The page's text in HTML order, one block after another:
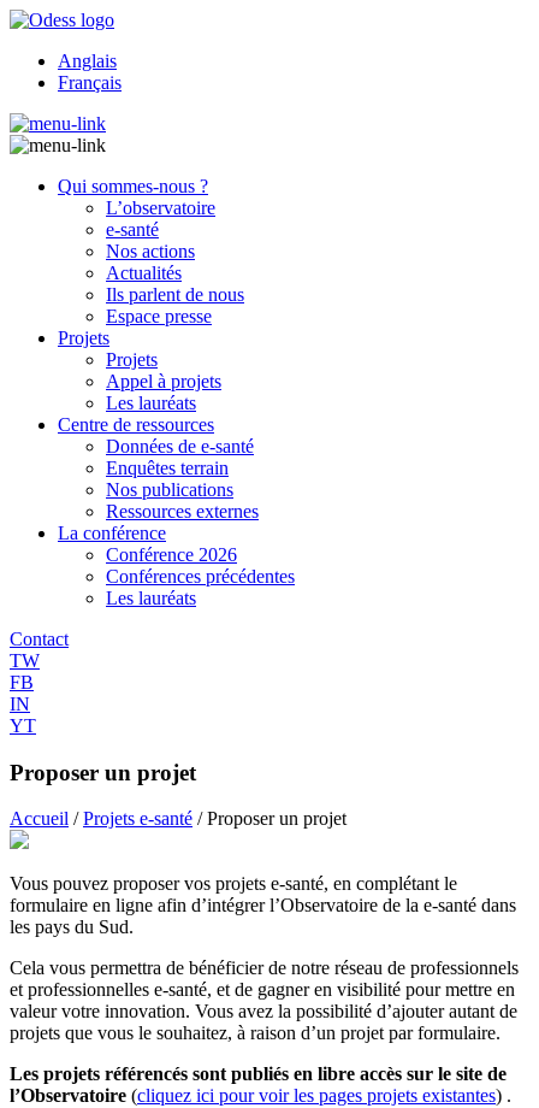
Anglais
Français
Qui sommes-nous ?
L’observatoire
e-santé
Nos actions
Actualités
Ils parlent de nous
Espace presse
Projets
Projets
Appel à projets
Les lauréats
Centre de ressources
Données de e-santé
Enquêtes terrain
Nos publications
Ressources externes
La conférence
Conférence 2026
Conférences précédentes
Les lauréats
Contact
TW
FB
IN
YT
Proposer un projet
Accueil /Projets e-santé /Proposer un projet
Vous pouvez proposer vos projets e-santé, en complétant le
formulaire en ligne afin d’intégrer l’Observatoire de la e-santé dans
les pays du Sud.
Cela vous permettra de bénéficier de notre réseau de professionnels
et professionnelles e-santé, et de gagner en visibilité pour mettre en
valeur votre innovation. Vous avez la possibilité d’ajouter autant de
projets que vous le souhaitez, à raison d’un projet par formulaire.
Les projets référencés sont publiés en libre accès sur le site de
l’Observatoire (cliquez ici pour voir les pages projets existantes) .